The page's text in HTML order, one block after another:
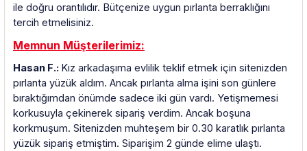
ile doğru orantılıdır. Bütçenize uygun pırlanta berraklığını
tercih etmelisiniz.
Memnun Müşterilerimiz:
Hasan F.: Kız arkadaşıma evlilik teklif etmek için sitenizden
pırlanta yüzük aldım. Ancak pırlanta alma işini son günlere
bıraktığımdan önümde sadece iki gün vardı. Yetişmemesi
korkusuyla çekinerek sipariş verdim. Ancak boşuna
korkmuşum. Sitenizden muhteşem bir 0.30 karatlık pırlanta
yüzük sipariş etmiştim. Siparişim 2 günde elime ulaştı.